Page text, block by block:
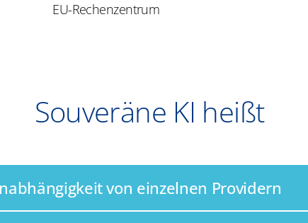
EU-Rechenzentrum
Souveräne KI heißt
von einzelnen Providern